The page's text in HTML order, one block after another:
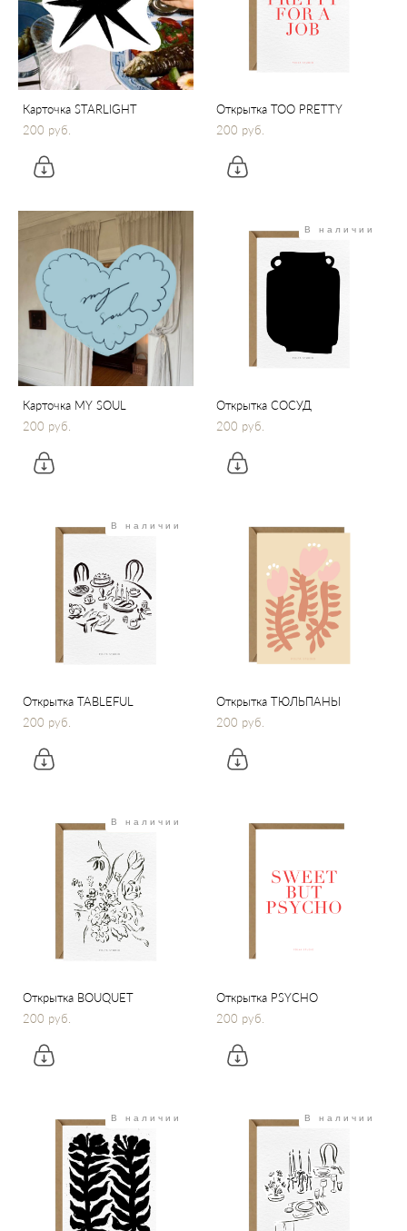
Карточка STARLIGHT
200 pуб.
Открытка TOO PRETTY
200 pуб.
Карточка MY SOUL
200 pуб.
В наличии
Открытка СОСУД
200 pуб.
В наличии
Открытка TABLEFUL
200 pуб.
Открытка ТЮЛЬПАНЫ
200 pуб.
В наличии
Открытка BOUQUET
200 pуб.
Открытка PSYCHO
200 pуб.
В наличии В наличии